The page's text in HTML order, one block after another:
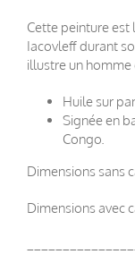
Cette peinture est
Iacovleff durant
illustre un homme
Huile sur
Signée en
Congo.
Dimensions sans
Dimensions avec